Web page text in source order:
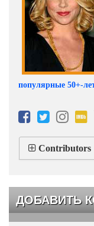
популярные 50+-
Contributors
ДОБАВИТЬ